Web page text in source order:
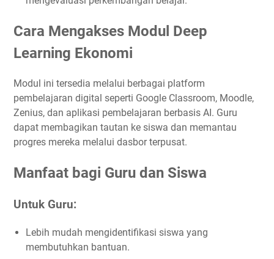
Cara Mengakses Modul Deep
Learning Ekonomi
Modul ini tersedia melalui berbagai platform
pembelajaran digital seperti Google Classroom, Moodle,
Zenius, dan aplikasi pembelajaran berbasis AI. Guru
dapat membagikan tautan ke siswa dan memantau
progres mereka melalui dasbor terpusat.
Manfaat bagi Guru dan Siswa
Untuk Guru:
Lebih mudah mengidentifikasi siswa yang
membutuhkan bantuan.